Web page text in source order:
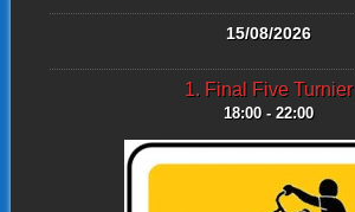
15/08/2026
1. Final Five Turnier
18:00 - 22:00